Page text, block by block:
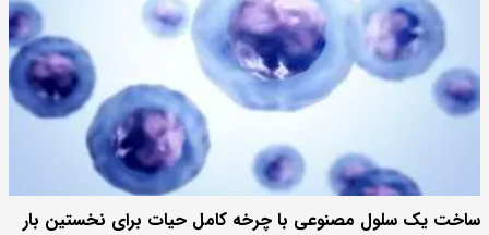
ساخت یک سلول مصنوعی با چرخه کامل حیات برای نخستین بار